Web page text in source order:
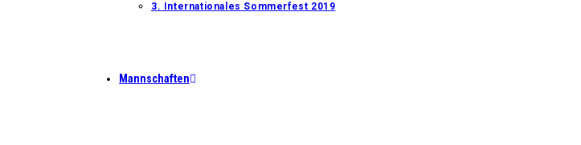
3. Internationales Sommerfest 2019
Mannschaften